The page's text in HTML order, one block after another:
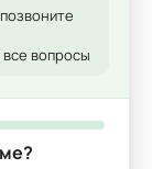
вопросы